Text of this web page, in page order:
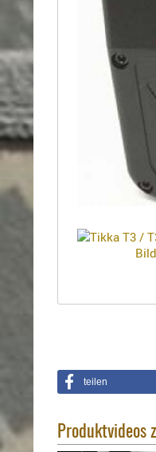
Magazinholster
teilen
Produktvideos